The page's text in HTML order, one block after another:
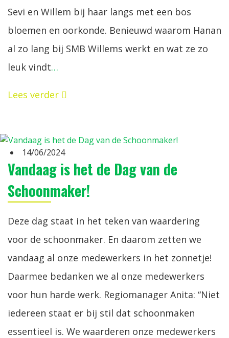
Sevi en Willem bij haar langs met een bos
bloemen en oorkonde. Benieuwd waarom Hanan
al zo lang bij SMB Willems werkt en wat ze zo
leuk vindt…
Lees verder
14/06/2024
Vandaag is het de Dag van de
Schoonmaker!
Deze dag staat in het teken van waardering
voor de schoonmaker. En daarom zetten we
vandaag al onze medewerkers in het zonnetje!
Daarmee bedanken we al onze medewerkers
voor hun harde werk. Regiomanager Anita: “Niet
iedereen staat er bij stil dat schoonmaken
essentieel is. We waarderen onze medewerkers